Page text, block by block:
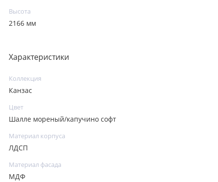
Высота
2166 мм
Характеристики
Коллекция
Канзас
Цвет
Шалле мореный/капучино софт
Материал корпуса
ЛДСП
Материал фасада
МДФ